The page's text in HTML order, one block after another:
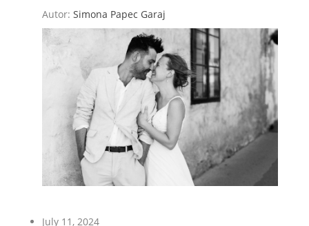
Autor: Simona Papec Garaj
July 11, 2024